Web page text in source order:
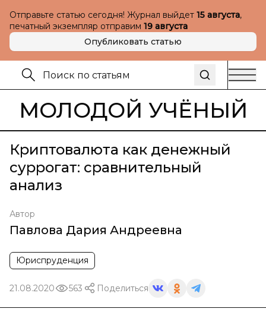
Отправьте статью сегодня! Журнал выйдет 15 августа,
печатный экземпляр отправим 19 августа
Опубликовать статью
МОЛОДОЙ УЧЁНЫЙ
Криптовалюта как денежный
суррогат: сравнительный
анализ
Автор
Павлова Дария Андреевна
Юриспруденция
21.08.2020 563 Поделиться